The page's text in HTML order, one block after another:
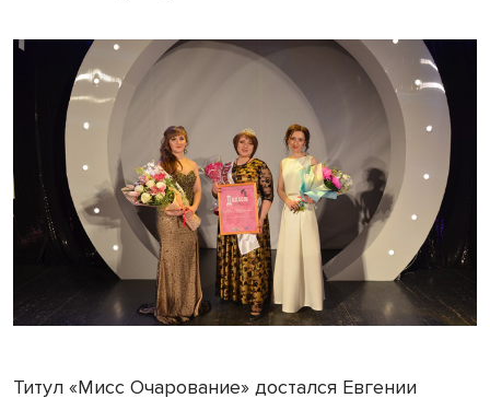
Титул «Мисс Очарование» достался Евгении